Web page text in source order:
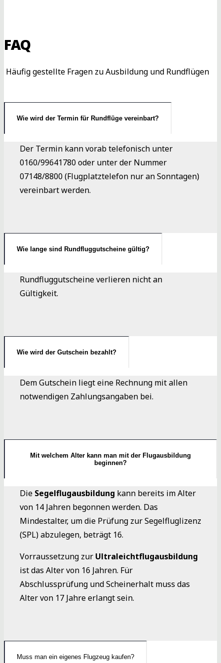
FAQ
Häufig gestellte Fragen zu Ausbildung und Rundflügen
Wie wird der Termin für Rundflüge vereinbart?
Der Termin kann vorab telefonisch unter
0160/99641780 oder unter der Nummer
07148/8800 (Flugplatztelefon nur an Sonntagen)
vereinbart werden.
Wie lange sind Rundfluggutscheine gültig?
Rundfluggutscheine verlieren nicht an
Gültigkeit.
Wie wird der Gutschein bezahlt?
Dem Gutschein liegt eine Rechnung mit allen
notwendigen Zahlungsangaben bei.
Mit welchem Alter kann man mit der Flugausbildung
beginnen?
Die Segelflugausbildung kann bereits im Alter
von 14 Jahren begonnen werden. Das
Mindestalter, um die Prüfung zur Segelfluglizenz
(SPL) abzulegen, beträgt 16.
Vorraussetzung zur Ultraleichtflugausbildung
ist das Alter von 16 Jahren. Für
Abschlussprüfung und Scheinerhalt muss das
Alter von 17 Jahre erlangt sein.
Muss man ein eigenes Flugzeug kaufen?